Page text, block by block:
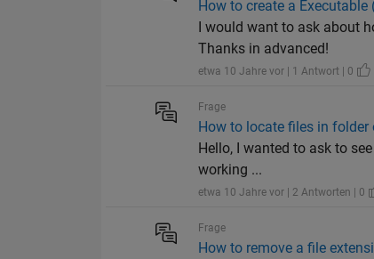
How to create a
I would want to ask about
Thanks in advanced!
etwa 10 Jahre vor | 1 Antwort | 0
Frage
How to locate files in
Hello, I wanted to ask to
working ...
etwa 10 Jahre vor | 2 Antworten | 0
Frage
How to remove a file